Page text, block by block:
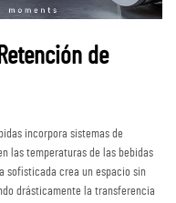
de
incorpora sistemas de
las temperaturas de las bebidas
sofisticada crea un espacio sin
drásticamente la transferencia